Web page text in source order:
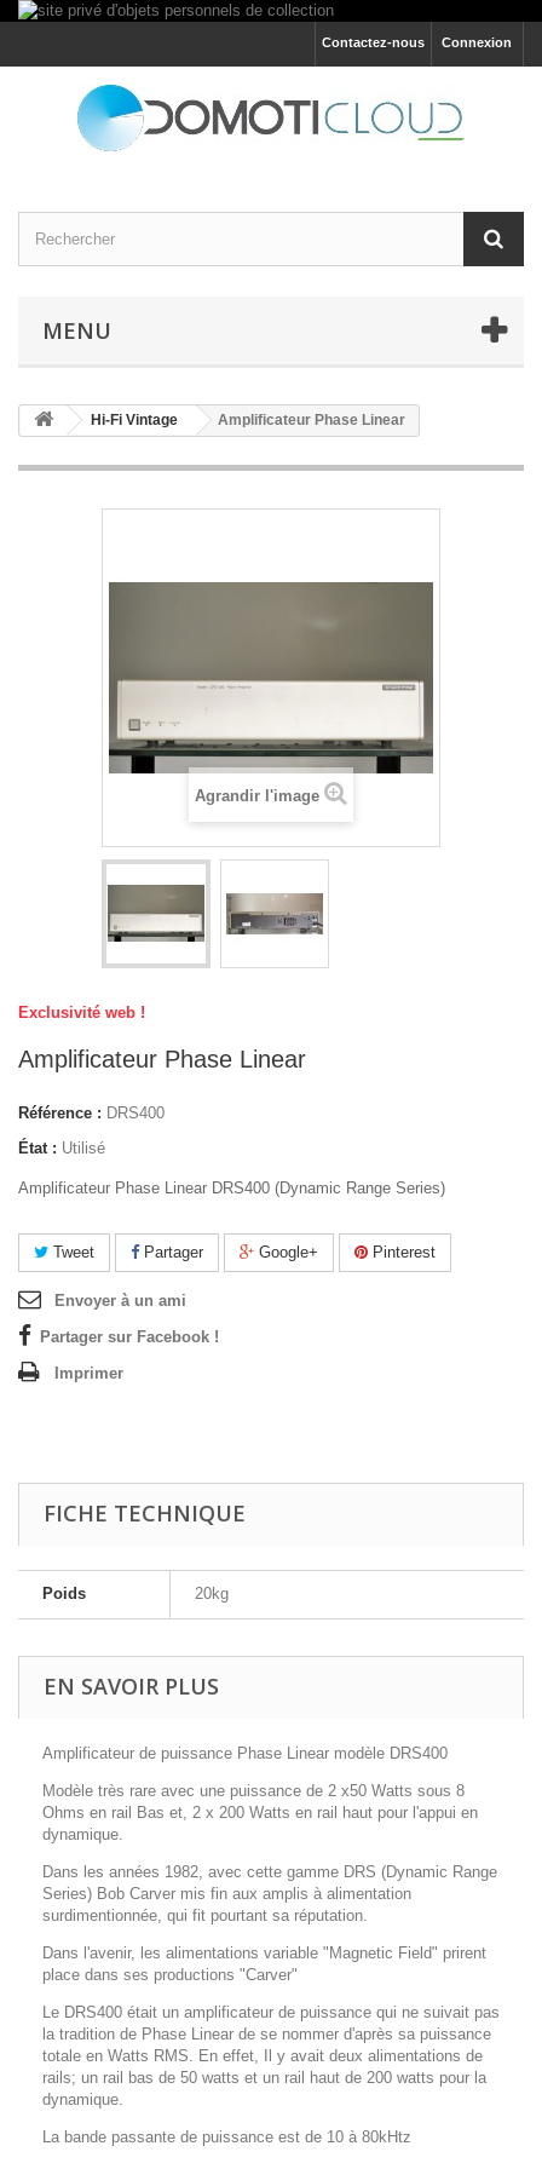
Connexion
Contactez-nous
MENU
Hi-Fi Vintage Amplificateur Phase Linear
Agrandir l'image
Exclusivité web !
Amplificateur Phase Linear
Référence : DRS400
État : Utilisé
Amplificateur Phase Linear DRS400 (Dynamic Range Series)
Tweet Partager Google+ Pinterest
Envoyer à un ami
Partager sur Facebook !
Imprimer
FICHE TECHNIQUE
Poids 20kg
EN SAVOIR PLUS
Amplificateur de puissance Phase Linear modèle DRS400
Modèle très rare avec une puissance de 2 x50 Watts sous 8
Ohms en rail Bas et, 2 x 200 Watts en rail haut pour l'appui en
dynamique.
Dans les années 1982, avec cette gamme DRS (Dynamic Range
Series) Bob Carver mis fin aux amplis à alimentation
surdimentionnée, qui fit pourtant sa réputation.
Dans l'avenir, les alimentations variable "Magnetic Field" prirent
place dans ses productions "Carver"
Le DRS400 était un amplificateur de puissance qui ne suivait pas
la tradition de Phase Linear de se nommer d'après sa puissance
totale en Watts RMS. En effet, Il y avait deux alimentations de
rails; un rail bas de 50 watts et un rail haut de 200 watts pour la
dynamique.
La bande passante de puissance est de 10 à 80kHtz